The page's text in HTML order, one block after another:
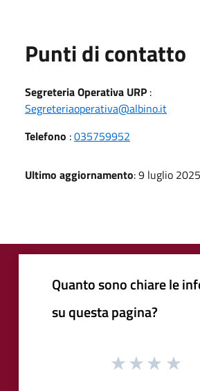
Punti di contatto
Segreteria Operativa URP :
Segreteriaoperativa@albino.it
Telefono :035759952
Ultimo aggiornamento: 9 luglio
Quanto sono chiare le
su questa pagina?